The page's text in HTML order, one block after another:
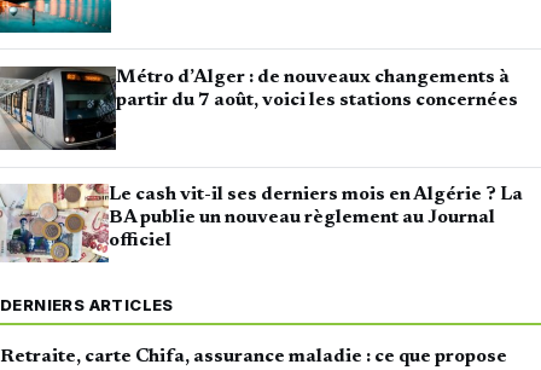
Métro d’Alger : de nouveaux changements à
partir du 7 août, voici les stations concernées
Le cash vit-il ses derniers mois en Algérie ? La
BA publie un nouveau règlement au Journal
officiel
DERNIERS ARTICLES
Retraite, carte Chifa, assurance maladie : ce que propose